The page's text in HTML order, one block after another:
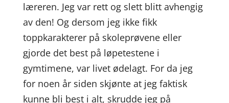
læreren. Jeg var rett og slett blitt avhengig
av den! Og dersom jeg ikke fikk
toppkarakterer på skoleprøvene eller
gjorde det best på løpetestene i
gymtimene, var livet ødelagt. For da jeg
for noen år siden skjønte at jeg faktisk
kunne bli best i alt, skrudde jeg på